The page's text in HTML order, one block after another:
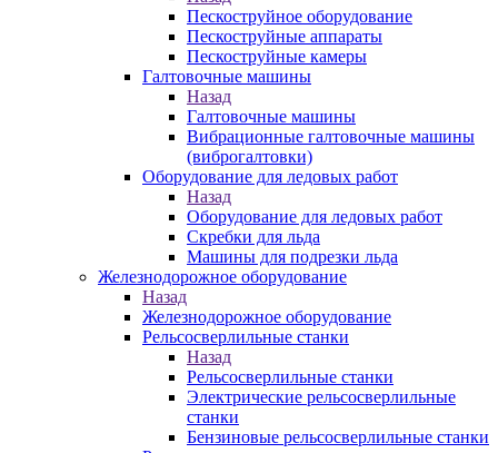
Пескоструйное оборудование
Пескоструйные аппараты
Пескоструйные камеры
Галтовочные машины
Назад
Галтовочные машины
Вибрационные галтовочные машины
(виброгалтовки)
Оборудование для ледовых работ
Назад
Оборудование для ледовых работ
Скребки для льда
Машины для подрезки льда
Железнодорожное оборудование
Назад
Железнодорожное оборудование
Рельсосверлильные станки
Назад
Рельсосверлильные станки
Электрические рельсосверлильные
станки
Бензиновые рельсосверлильные станки